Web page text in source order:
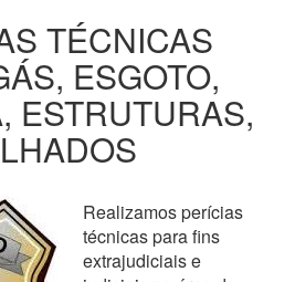
TÉCNICAS
ESGOTO,
ESTRUTURAS,
Realizamos perícias
técnicas para fins
extrajudiciais e